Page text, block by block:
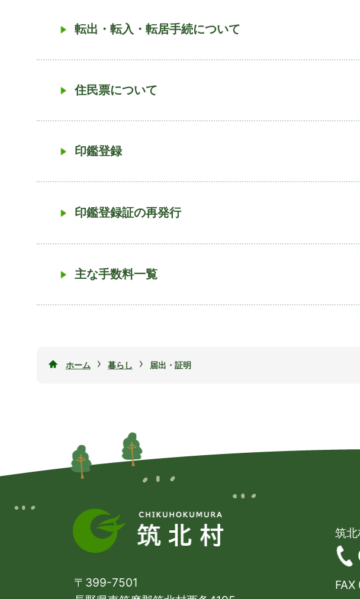
転出・転入・転居手続について
住民票について
印鑑登録
印鑑登録証の再発行
主な手数料一覧
ホーム › 暮らし › 届出・証明
〒399-7501
筑